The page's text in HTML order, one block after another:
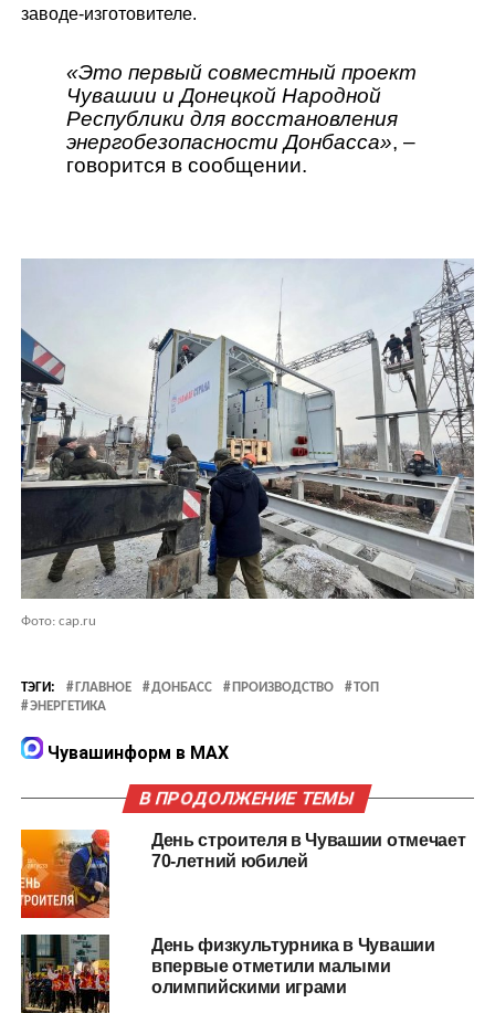
заводе-изготовителе.
«Это первый совместный проект
Чувашии и Донецкой Народной
Республики для восстановления
энергобезопасности Донбасса», –
говорится в сообщении.
Фото: cap.ru
ТЭГИ: ГЛАВНОЕ ДОНБАСС ПРОИЗВОДСТВО
ТОП
ЭНЕРГЕТИКА
Чувашинформ в MAX
В ПРОДОЛЖЕНИЕ ТЕМЫ
День строителя в Чувашии отмечает
70-летний юбилей
День физкультурника в Чувашии
впервые отметили малыми
олимпийскими играми